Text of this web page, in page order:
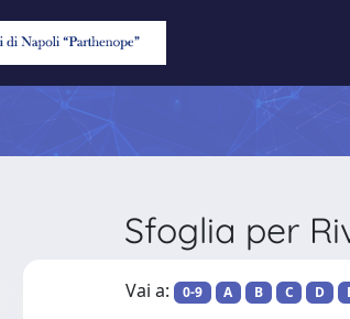
Sfoglia per
Vai a: 0-9 A B C D